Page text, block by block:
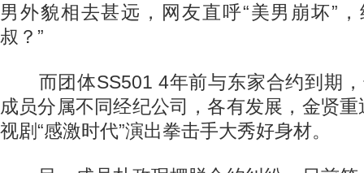
男外貌相去甚远，网友直呼“美男崩坏”
叔？”
而团体SS501 4年前与东家合约到期，
成员分属不同经纪公司，各有发展，金贤
视剧“感激时代”演出拳击手大秀好身材。